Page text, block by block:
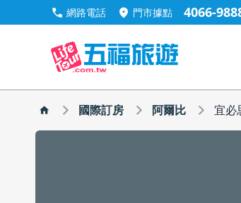
call 網路電話 location_on 門市據點 4066-
國際訂房 阿爾比 宜必